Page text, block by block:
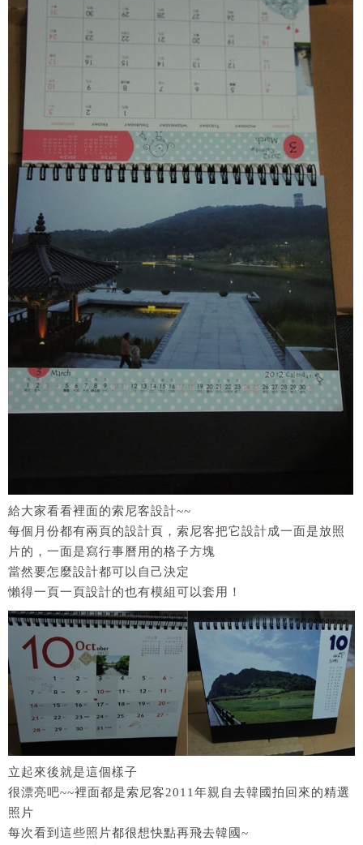
給大家看看裡面的索尼客設計~~
每個月份都有兩頁的設計頁，索尼客把它設計成一面是放照
片的，一面是寫行事曆用的格子方塊
當然要怎麼設計都可以自己決定
懶得一頁一頁設計的也有模組可以套用！
立起來後就是這個樣子
很漂亮吧~~裡面都是索尼客2011年親自去韓國拍回來的精選
照片
每次看到這些照片都很想快點再飛去韓國~